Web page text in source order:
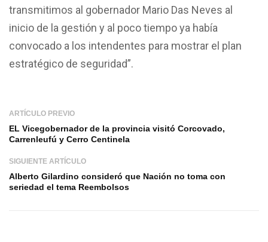
transmitimos al gobernador Mario Das Neves al
inicio de la gestión y al poco tiempo ya había
convocado a los intendentes para mostrar el plan
estratégico de seguridad”.
ARTÍCULO PREVIO
EL Vicegobernador de la provincia visitó Corcovado,
Carrenleufú y Cerro Centinela
SIGUIENTE ARTÍCULO
Alberto Gilardino consideró que Nación no toma con
seriedad el tema Reembolsos